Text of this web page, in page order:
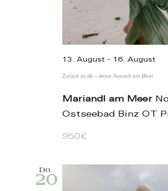
Zurück zu dir – deine Auszeit am Meer
13. August - 16. August
Mariandl am Meer
Ostseebad Binz OT
950€
Do.
20